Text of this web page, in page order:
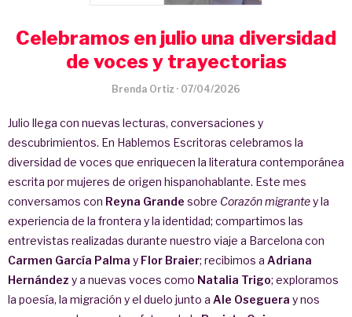
Celebramos en julio una diversidad
de voces y trayectorias
Brenda Ortiz · 07/04/2026
Julio llega con nuevas lecturas, conversaciones y
descubrimientos. En Hablemos Escritoras celebramos la
diversidad de voces que enriquecen la literatura contemporánea
escrita por mujeres de origen hispanohablante. Este mes
conversamos con Reyna Grande sobre Corazón migrantey la
experiencia de la frontera y la identidad; compartimos las
entrevistas realizadas durante nuestro viaje a Barcelona con
Carmen García Palma y Flor Braier; recibimos a Adriana
Hernández y a nuevas voces como Natalia Trigo; exploramos
la poesía, la migración y el duelo junto a Ale Oseguera y nos